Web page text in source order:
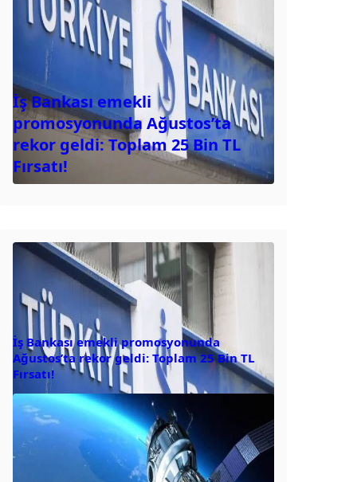
İş Bankası emekli
promosyonunda Ağustos’ta
rekor geldi: Toplam 25 Bin TL
Fırsatı!
İş Bankası emekli promosyonunda
Ağustos’ta rekor geldi: Toplam 25 Bin TL
Fırsatı!